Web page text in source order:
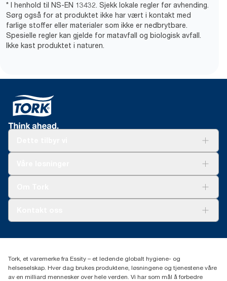
* I henhold til NS-EN 13432. Sjekk lokale regler før avhending.
Sørg også for at produktet ikke har vært i kontakt med
farlige stoffer eller materialer som ikke er nedbrytbare.
Spesielle regler kan gjelde for matavfall og biologisk avfall.
Ikke kast produktet i naturen.
(+47) 22 70 62 00
Fredrik Selmers vei 6
0603 OSLO
Tork, et varemerke fra Essity – et ledende globalt hygiene- og
helseselskap. Hver dag brukes produktene, løsningene og tjenestene våre
av en milliard mennesker over hele verden. Vi har som mål å forbedre